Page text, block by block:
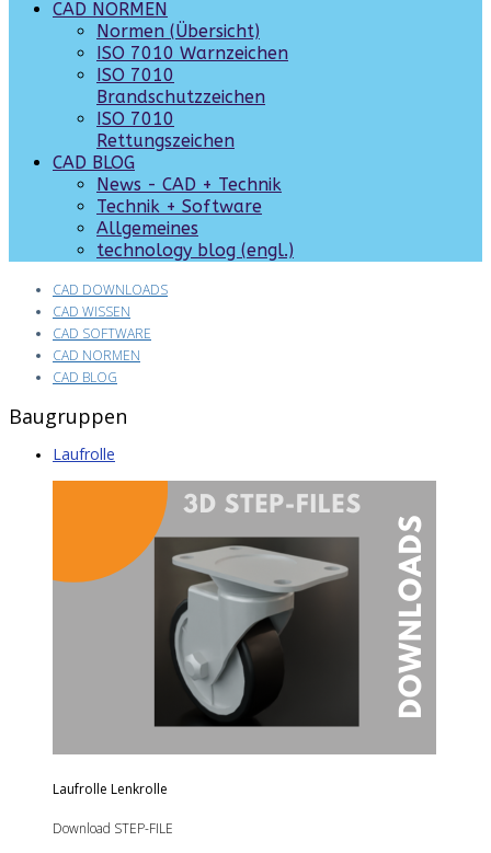
CAD NORMEN
Normen (Übersicht)
ISO 7010 Warnzeichen
ISO 7010
Brandschutzzeichen
ISO 7010
Rettungszeichen
CAD BLOG
News - CAD + Technik
Technik + Software
Allgemeines
technology blog (engl.)
CAD DOWNLOADS
CAD WISSEN
CAD SOFTWARE
CAD NORMEN
CAD BLOG
Baugruppen
Laufrolle
Laufrolle Lenkrolle
Download STEP-FILE